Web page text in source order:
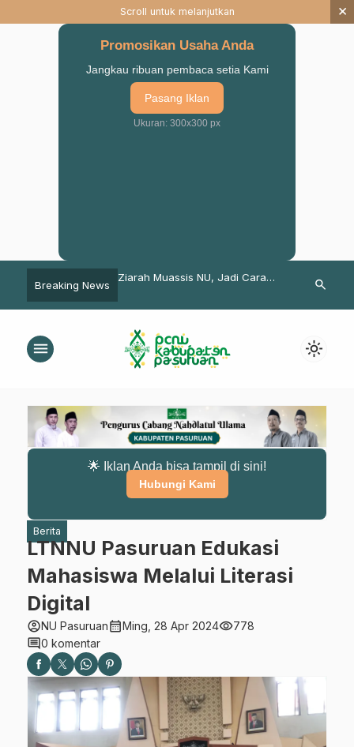
Scroll untuk melanjutkan ×
Promosikan Usaha Anda
Jangkau ribuan pembaca setia Kami
Pasang Iklan
Ukuran: 300x300 px
Breaking News
Ziarah Muassis NU, Jadi Cara
Siap
STAIS
search
menu light_mode
🌟 Iklan Anda bisa tampil di sini!
Hubungi Kami
Berita
LTNNU Pasuruan Edukasi
Mahasiswa Melalui Literasi
Digital
account_circleNU Pasuruancalendar_monthMing, 28 Apr 2024visibility778
comment0 komentar